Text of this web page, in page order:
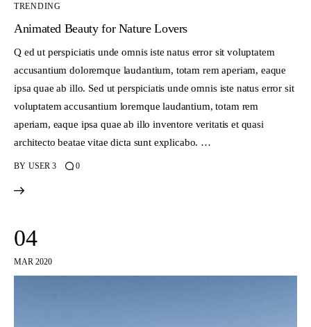
TRENDING
Animated Beauty for Nature Lovers
Q ed ut perspiciatis unde omnis iste natus error sit voluptatem
accusantium doloremque laudantium, totam rem aperiam, eaque
ipsa quae ab illo. Sed ut perspiciatis unde omnis iste natus error sit
voluptatem accusantium loremque laudantium, totam rem
aperiam, eaque ipsa quae ab illo inventore veritatis et quasi
architecto beatae vitae dicta sunt explicabo. …
BY USER 3 0
04
MAR 2020